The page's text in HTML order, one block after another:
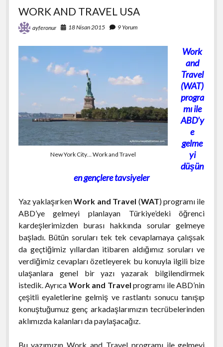
WORK AND TRAVEL USA
ayferonur 18 Nisan 2015 9 Yorum
New York City… Work and Travel
Work
and
Travel
(WAT)
progra
mı ile
ABD’y
e
gelme
yi
düşün
en gençlere tavsiyeler
Yaz yaklaşırkenWork and Travel (WAT) programı ile
ABD’ye gelmeyi planlayan Türkiye’deki öğrenci
kardeşlerimizden burası hakkında sorular gelmeye
başladı. Bütün soruları tek tek cevaplamaya çalışsak
da geçtiğimiz yıllardan itibaren aldığımız soruları ve
verdiğimiz cevapları özetleyerek bu konuyla ilgili bize
ulaşanlara genel bir yazı yazarak bilgilendirmek
istedik. Ayrıca Work and Travel programı ile ABD’nin
çeşitli eyaletlerine gelmiş ve rastlantı sonucu tanışıp
konuştuğumuz genç arkadaşlarımızın tecrübelerinden
aklımızda kalanları da paylaşacağız.
Bu yazımızın Work and Travel programı ile gelmeyi